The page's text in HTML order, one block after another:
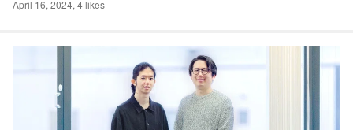
April 16, 2024, 4 likes